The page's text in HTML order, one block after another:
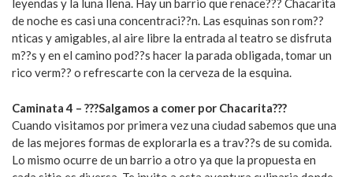
leyendas y la luna llena. Hay un barrio que renace??? Chacarita
de noche es casi una concentraci??n. Las esquinas son rom??
nticas y amigables, al aire libre la entrada al teatro se disfruta
m??s y en el camino pod??s hacer la parada obligada, tomar un
rico verm?? o refrescarte con la cerveza de la esquina.
Caminata 4 – ???Salgamos a comer por Chacarita???
Cuando visitamos por primera vez una ciudad sabemos que una
de las mejores formas de explorarla es a trav??s de su comida.
Lo mismo ocurre de un barrio a otro ya que la propuesta en